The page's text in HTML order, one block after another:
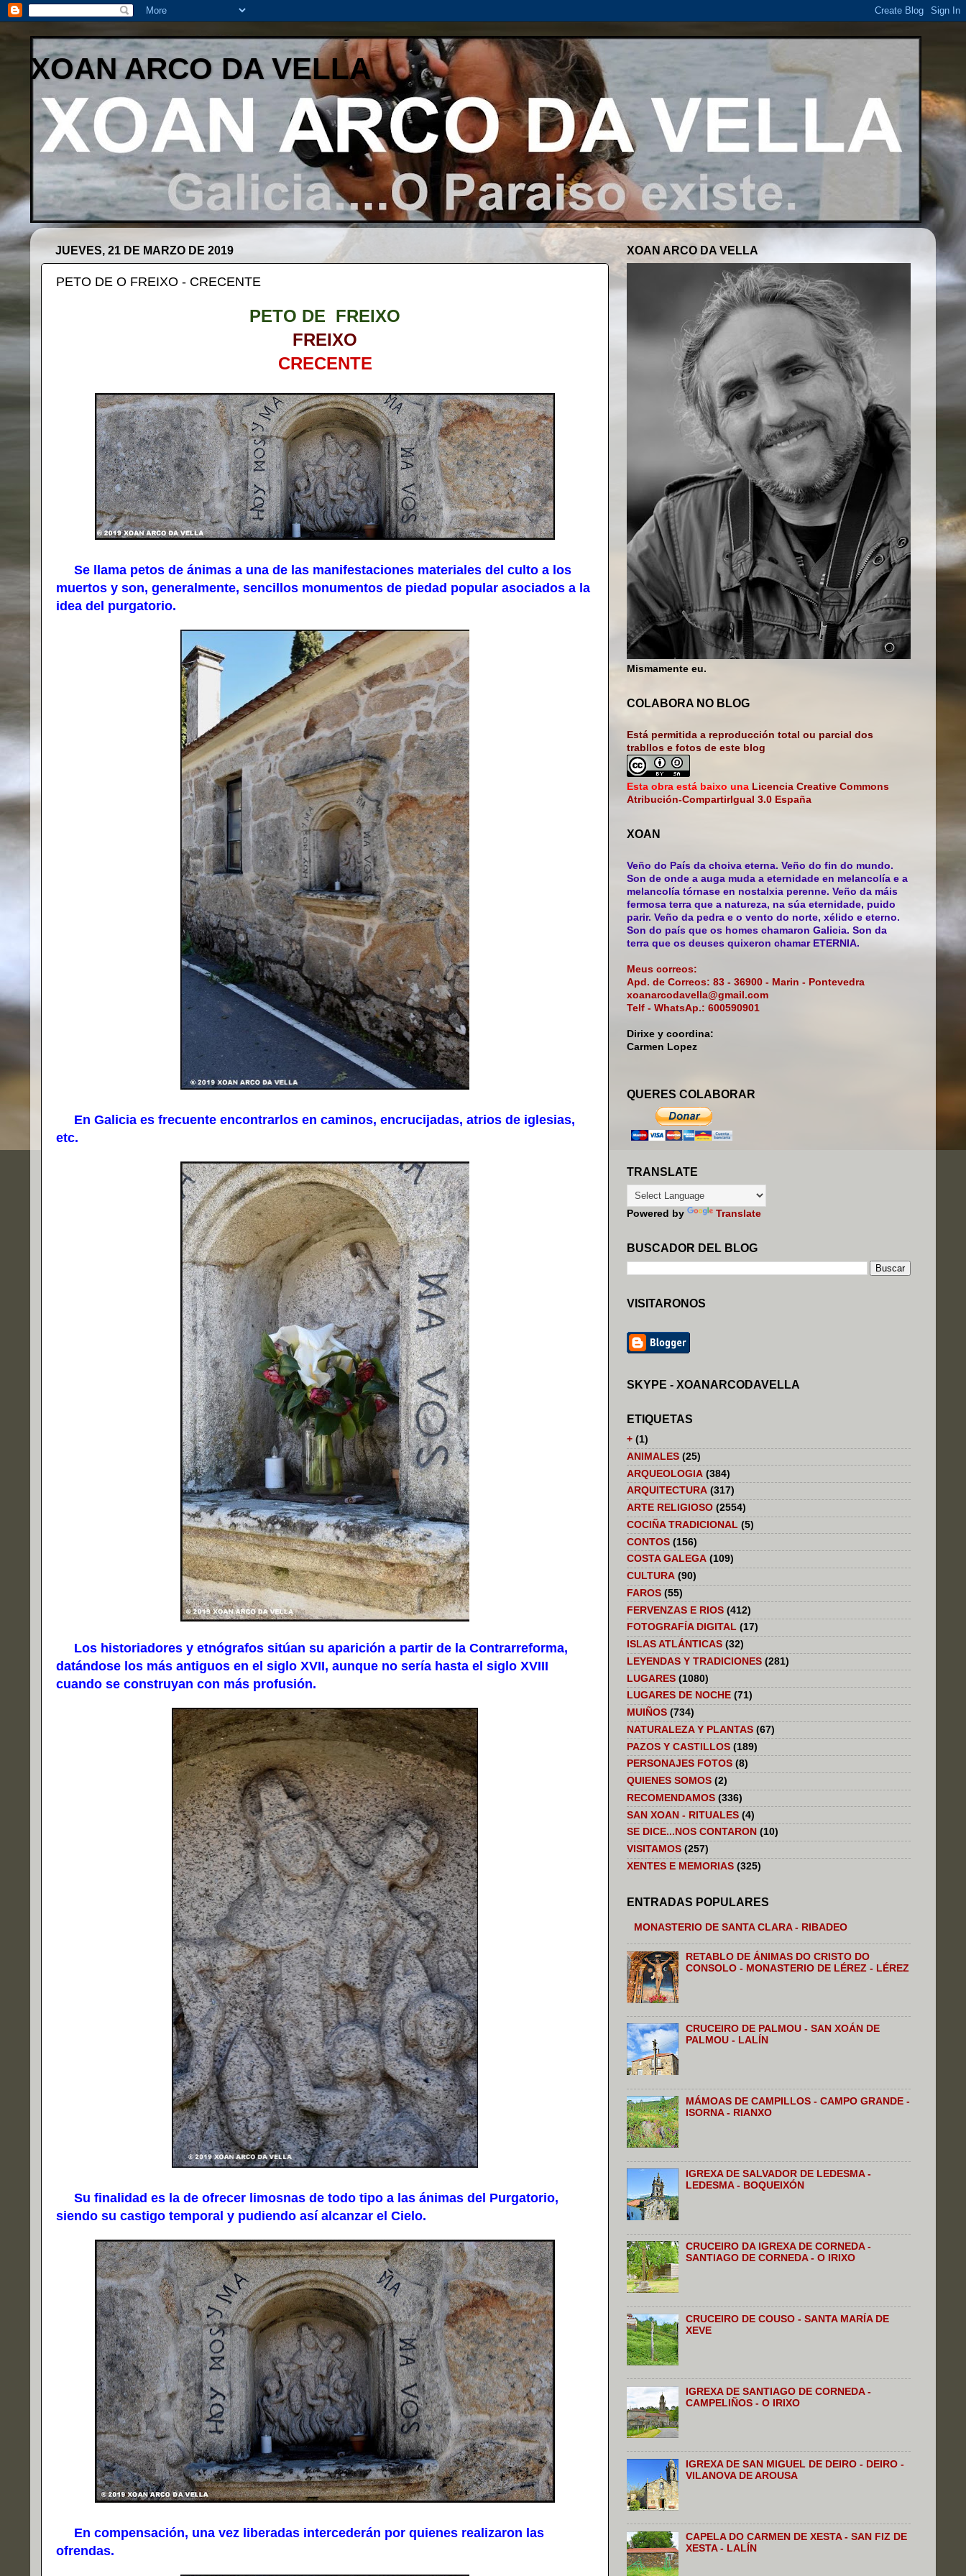
XOAN ARCO DA VELLA
JUEVES, 21 DE MARZO DE 2019
PETO DE O FREIXO - CRECENTE
PETO DE FREIXO
FREIXO
CRECENTE
Se llama petos de ánimas a una de las manifestaciones materiales del culto a los
muertos y son, generalmente, sencillos monumentos de piedad popular asociados a la
idea del purgatorio.
En Galicia es frecuente encontrarlos en caminos, encrucijadas, atrios de iglesias,
etc.
Los historiadores y etnógrafos sitúan su aparición a partir de la Contrarreforma,
datándose los más antiguos en el siglo XVII, aunque no sería hasta el siglo XVIII
cuando se construyan con más profusión.
Su finalidad es la de ofrecer limosnas de todo tipo a las ánimas del Purgatorio,
siendo su castigo temporal y pudiendo así alcanzar el Cielo.
En compensación, una vez liberadas intercederán por quienes realizaron las
ofrendas.
XOAN ARCO DA VELLA
Mismamente eu.
COLABORA NO BLOG
Está permitida a reproducción total ou parcial dos
trabllos e fotos de este blog
Esta obra está baixo una Licencia Creative Commons
Atribución-CompartirIgual 3.0 España
XOAN
Veño do País da choiva eterna. Veño do fin do mundo.
Son de onde a auga muda a eternidade en melancolía e a
melancolía tórnase en nostalxia perenne. Veño da máis
fermosa terra que a natureza, na súa eternidade, puido
parir. Veño da pedra e o vento do norte, xélido e eterno.
Son do país que os homes chamaron Galicia. Son da
terra que os deuses quixeron chamar ETERNIA.
Meus correos:
Apd. de Correos: 83 - 36900 - Marin - Pontevedra
xoanarcodavella@gmail.com
Telf - WhatsAp.: 600590901
Dirixe y coordina:
Carmen Lopez
QUERES COLABORAR
TRANSLATE
Powered by Translate
BUSCADOR DEL BLOG
VISITARONOS
SKYPE - XOANARCODAVELLA
ETIQUETAS
+ (1)
ANIMALES (25)
ARQUEOLOGIA (384)
ARQUITECTURA (317)
ARTE RELIGIOSO (2554)
COCIÑA TRADICIONAL (5)
CONTOS (156)
COSTA GALEGA (109)
CULTURA (90)
FAROS (55)
FERVENZAS E RIOS (412)
FOTOGRAFÍA DIGITAL (17)
ISLAS ATLÁNTICAS (32)
LEYENDAS Y TRADICIONES (281)
LUGARES (1080)
LUGARES DE NOCHE (71)
MUIÑOS (734)
NATURALEZA Y PLANTAS (67)
PAZOS Y CASTILLOS (189)
PERSONAJES FOTOS (8)
QUIENES SOMOS (2)
RECOMENDAMOS (336)
SAN XOAN - RITUALES (4)
SE DICE...NOS CONTARON (10)
VISITAMOS (257)
XENTES E MEMORIAS (325)
ENTRADAS POPULARES
MONASTERIO DE SANTA CLARA - RIBADEO
RETABLO DE ÁNIMAS DO CRISTO DO
CONSOLO - MONASTERIO DE LÉREZ - LÉREZ
CRUCEIRO DE PALMOU - SAN XOÁN DE
PALMOU - LALÍN
MÁMOAS DE CAMPILLOS - CAMPO GRANDE -
ISORNA - RIANXO
IGREXA DE SALVADOR DE LEDESMA -
LEDESMA - BOQUEIXÓN
CRUCEIRO DA IGREXA DE CORNEDA -
SANTIAGO DE CORNEDA - O IRIXO
CRUCEIRO DE COUSO - SANTA MARÍA DE
XEVE
IGREXA DE SANTIAGO DE CORNEDA -
CAMPELIÑOS - O IRIXO
IGREXA DE SAN MIGUEL DE DEIRO - DEIRO -
VILANOVA DE AROUSA
CAPELA DO CARMEN DE XESTA - SAN FIZ DE
XESTA - LALÍN